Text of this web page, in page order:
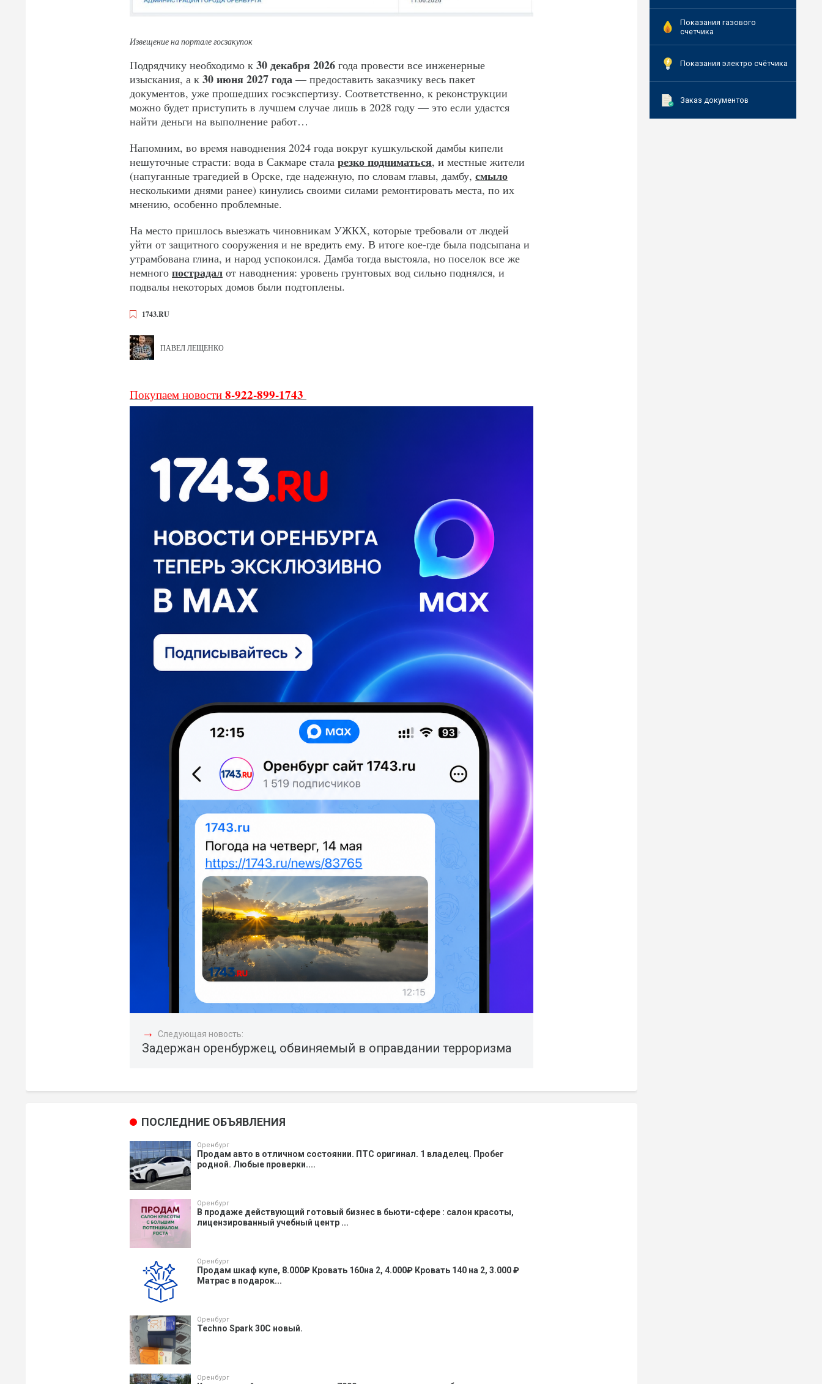
Извещение на портале госзакупок
Подрядчику необходимо к 30 декабря 2026 года провести все инженерные
изыскания, а к 30 июня 2027 года — предоставить заказчику весь пакет
документов, уже прошедших госэкспертизу. Соответственно, к реконструкции
можно будет приступить в лучшем случае лишь в 2028 году — это если удастся
найти деньги на выполнение работ…
Напомним, во время наводнения 2024 года вокруг кушкульской дамбы кипели
нешуточные страсти: вода в Сакмаре стала резко подниматься, и местные жители
(напуганные трагедией в Орске, где надежную, по словам главы, дамбу, смыло
несколькими днями ранее) кинулись своими силами ремонтировать места, по их
мнению, особенно проблемные.
На место пришлось выезжать чиновникам УЖКХ, которые требовали от людей
уйти от защитного сооружения и не вредить ему. В итоге кое-где была подсыпана и
утрамбована глина, и народ успокоился. Дамба тогда выстояла, но поселок все же
немного пострадал от наводнения: уровень грунтовых вод сильно поднялся, и
подвалы некоторых домов были подтоплены.
1743.RU
ПАВЕЛ ЛЕЩЕНКО
Покупаем новости 8-922-899-1743
→ Следующая новость:
Задержан оренбуржец, обвиняемый в оправдании терроризма
ПОСЛЕДНИЕ ОБЪЯВЛЕНИЯ
Оренбург
Продам авто в отличном состоянии. ПТС оригинал. 1 владелец. Пробег
родной. Любые проверки....
Оренбург
В продаже действующий готовый бизнес в бьюти-сфере : салон красоты,
лицензированный учебный центр ...
Оренбург
Продам шкаф купе, 8.000₽ Кровать 160на 2, 4.000₽ Кровать 140 на 2, 3.000 ₽
Матрас в подарок...
Оренбург
Techno Spark 30C новый.
Оренбург
Показания газового
счетчика
Показания электро счётчика
Заказ документов